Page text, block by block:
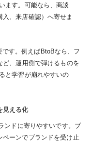
ます。可能なら、商談
、来店確認）へ寄せま
です。例えばBtoBなら、フ
ど、運用側で弾けるものを
と学習が崩れやすいの
見える化
ンドに寄りやすいです。ブ
ペーンでブランドを受け止